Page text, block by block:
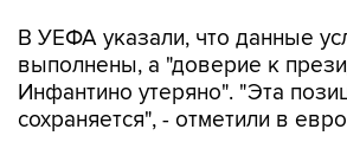
В УЕФА указали, что данные
выполнены, а "доверие к
Инфантино утеряно". "Эта
сохраняется", - отметили в